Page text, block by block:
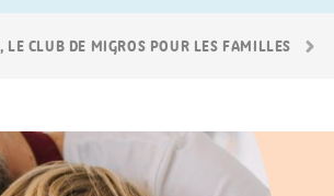
LE CLUB DE MIGROS POUR LES FAMILLES